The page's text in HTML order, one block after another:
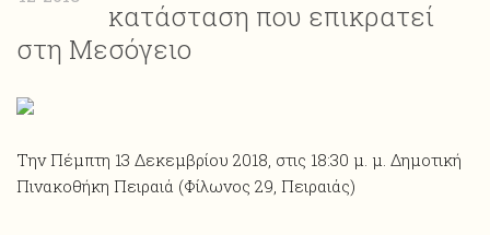
κατάσταση που επικρατεί
στη Μεσόγειο
Την Πέμπτη 13 Δεκεμβρίου 2018, στις 18:30 μ. μ. Δημοτική
Πινακοθήκη Πειραιά (Φίλωνος 29, Πειραιάς)